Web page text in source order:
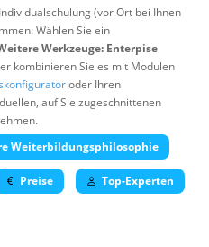
(vor Ort bei Ihnen
Wählen Sie ein
Werkzeuge: Enterpise
kombinieren Sie es mit Modulen
oder Ihren
auf Sie zugeschnittenen
Weiterbildungsphilosophie
Preise Top-Experten